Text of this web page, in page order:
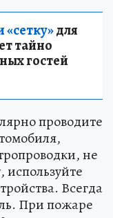
для
тайно
гостей
проводите
не
используйте
Всегда
При пожаре